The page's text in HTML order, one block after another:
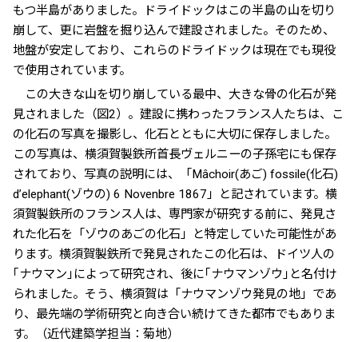
もつ半島がありました。ドライドックはこの半島の山を切り
崩して、更に岩盤を掘り込んで建設されました。そのため、
地盤が安定しており、これらのドライドックは現在でも現役
で使用されています。
この大きな山を切り崩している最中、大きな骨の化石が発
見されました（図2）。建設に携わったフランス人たちは、こ
の化石の写真を撮影し、化石とともに大切に保存しました。
この写真は、横須賀製鉄所首長ヴェルニーの子孫宅にも保存
されており、写真の説明には、「Mâchoir(あご) fossile(化石)
d’elephant(ゾウの) 6 Novenbre 1867」と記されています。横
須賀製鉄所のフランス人は、専門家が研究する前に、発見さ
れた化石を「ゾウのあごの化石」と特定していた可能性があ
ります。横須賀製鉄所で発見されたこの化石は、ドイツ人の
｢ナウマン｣によって研究され、後に｢ナウマンゾウ｣と名付け
られました。そう、横須賀は「ナウマンゾウ発見の地」であ
り、最先端の学術研究と向き合い続けてきた都市でもありま
す。（近代建築学担当：菊地）